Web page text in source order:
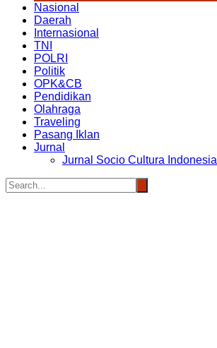
Nasional
Daerah
Internasional
TNI
POLRI
Politik
OPK&CB
Pendidikan
Olahraga
Traveling
Pasang Iklan
Jurnal
Jurnal Socio Cultura Indonesia